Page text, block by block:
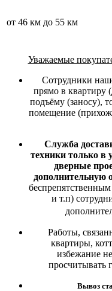
от 46 км до 55 км
Уважаемые
Сотрудники
прямо в квартиру
подъёму (заносу),
помещение
Служба
техники только в
дверные
дополнительную
и т.п)
Работы,
квартиры,
избежание
просчитывать
Вывоз